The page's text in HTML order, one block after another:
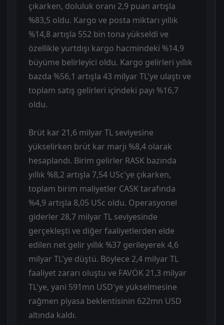
çıkarken, doluluk oranı 2,9 puan artışla
%83,5 oldu. Kargo ve posta miktarı yıllık
%14,8 artışla 552 bin tona yükseldi ve
özellikle yurtdışı kargo hacmindeki %14,9
büyüme belirleyici oldu. Kargo gelirleri yıllık
bazda %56,1 artışla 43 milyar TL'ye ulaştı ve
toplam satış gelirleri içindeki payı %16,7
oldu.
Brüt kar 21,6 milyar TL seviyesine
yükselirken brüt kar marjı %8,4 olarak
hesaplandı. Birim gelirler RASK bazında
yıllık %8,2 artışla 7,54 USc'ye çıkarken,
toplam birim maliyetler CASK tarafında
%4,9 artışla 8,05 USc oldu. Operasyonel
giderler 28,7 milyar TL seviyesinde
gerçekleşti ve diğer faaliyetlerden elde
edilen net gelir yıllık %37 gerileyerek 4,6
milyar TL'ye düştü. Böylece 2,4 milyar TL
faaliyet zararı oluştu ve FAVÖK 21,3 milyar
TL'ye, yani 591mn USD'ye yükselmesine
rağmen piyasa beklentisinin 622mn USD
altında kaldı.